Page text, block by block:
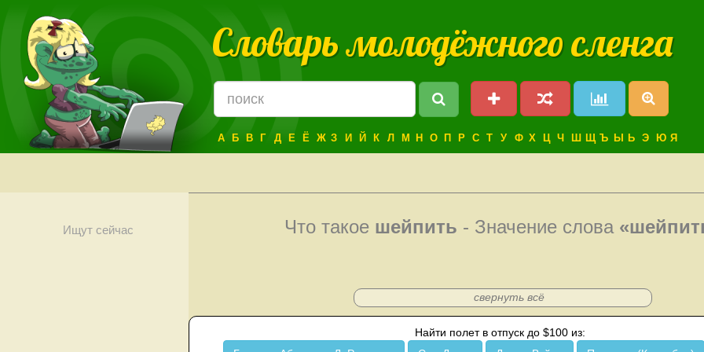
Словарь молодёжного сленга
А Б В Г Д Е Ё Ж З И Й К Л М Н О П Р С Т У Ф Х Ц Ч Ш Щ Ъ Ы Ь Э Ю Я
Ищут сейчас Что такое шейпить - Значение слова
свернуть всё
Найти полет в отпуск до $100 из: